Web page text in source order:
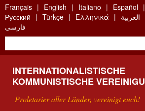
Skip
to
main
content
Français English Italiano Español
Русский
Türkçe Ελληνικά العربية
فارسی
INTERNATIONALISTISCHE
KOMMUNISTISCHE
Proletarier aller Länder, vereinigt euch!